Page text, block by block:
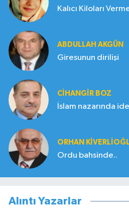
Kalıcı Kiloları
ABDULLAH AKGÜN
Giresunun dirilişi
CIHANGIR BOZ
İslam nazarında
ORHAN
Ordu bahsinde..
Alıntı Yazarlar